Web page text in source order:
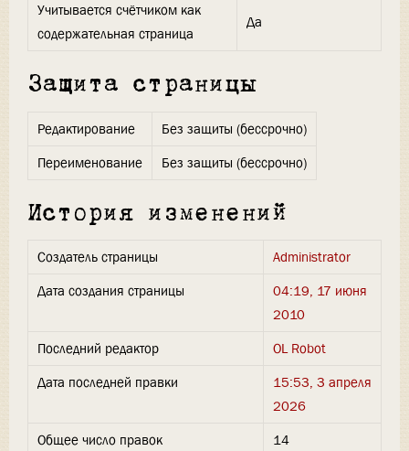
Учитывается счётчиком как
содержательная страница
Да
Защита страницы
Редактирование
Без защиты (бессрочно)
Переименование
Без защиты (бессрочно)
История изменений
Создатель страницы
Administrator
Дата создания страницы
04:19, 17 июня
2010
Последний редактор
OL Robot
Дата последней правки
15:53, 3 апреля
2026
Общее число правок
14